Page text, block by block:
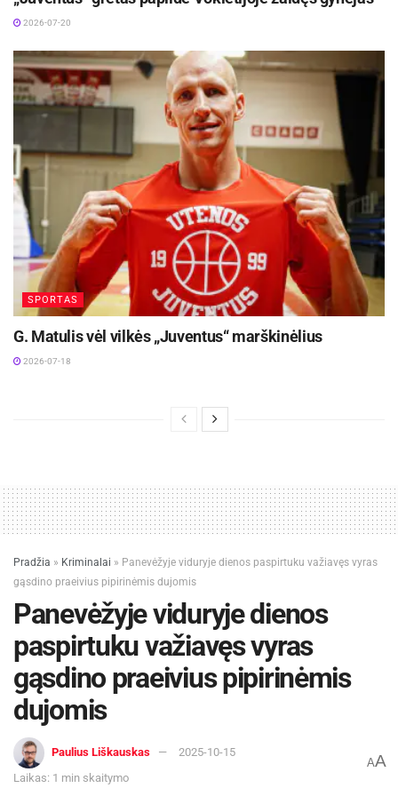
2026-07-20
SPORTAS
G. Matulis vėl vilkės „Juventus“ marškinėlius
2026-07-18
Pradžia » Kriminalai » Panevėžyje viduryje dienos paspirtuku važiavęs vyras
gąsdino praeivius pipirinėmis dujomis
Panevėžyje viduryje dienos
paspirtuku važiavęs vyras
gąsdino praeivius pipirinėmis
dujomis
Paulius Liškauskas
2025-10-15
Laikas: 1 min skaitymo
AA